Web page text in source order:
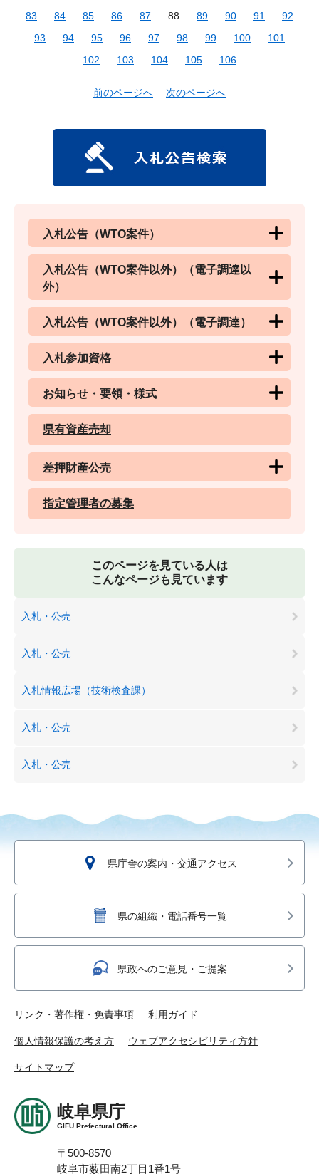
83
84 85 86 87 88 89 90 91
92
93
94 95 96 97 98 99 100
101
102
103 104 105 106
前のページへ 次のページへ
入札公告（WTO案件）
入札公告（WTO案件以外）（電子調達以
外）
入札公告（WTO案件以外）（電子調達）
入札参加資格
お知らせ・要領・様式
県有資産売却
差押財産公売
指定管理者の募集
このページを見ている人は
こんなページも見ています
入札・公売
入札・公売
入札情報広場（技術検査課）
入札・公売
入札・公売
県庁舎の案内・交通アクセス
県の組織・電話番号一覧
県政へのご意見・ご提案
リンク・著作権・免責事項 利用ガイド
個人情報保護の考え方 ウェブアクセシビリティ方針
サイトマップ
岐阜県庁
GIFU Prefectural Office
〒500-8570
岐阜市薮田南2丁目1番1号